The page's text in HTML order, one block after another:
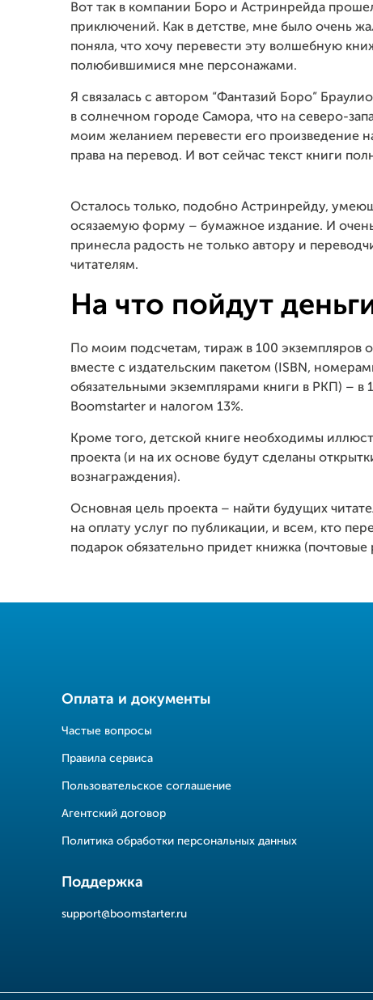
Вот так в компании Боро и Астринрейда
приключений. Как в детстве, мне было очень
поняла, что хочу перевести эту волшебную
полюбившимися мне персонажами.
Я связалась с автором “Фантазий Боро”
в солнечном городе Самора, что на северо-
моим желанием перевести его произведение
права на перевод. И вот сейчас текст книги
Осталось только, подобно Астринрейду,
осязаемую форму – бумажное издание. И
принесла радость не только автору и
читателям.
На что пойдут
По моим подсчетам, тираж в 100 экземпляров
вместе с издательским пакетом ( ISBN ,
обязательными экземплярами книги в РКП) – в
Boomstarter и налогом 13%.
Кроме того, детской книге необходимы
проекта (и на их основе будут сделаны
вознаграждения).
Основная цель проекта – найти будущих
на оплату услуг по публикации, и всем, кто
подарок обязательно придет книжка
Оплата и документы
Частые вопросы
Правила сервиса
Пользовательское соглашение
Агентский договор
Политика обработки персональных данных
Поддержка
support@boomstarter.ru